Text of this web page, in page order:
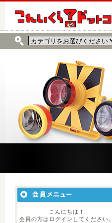
こんにちは！
会員の方はログインしてください。